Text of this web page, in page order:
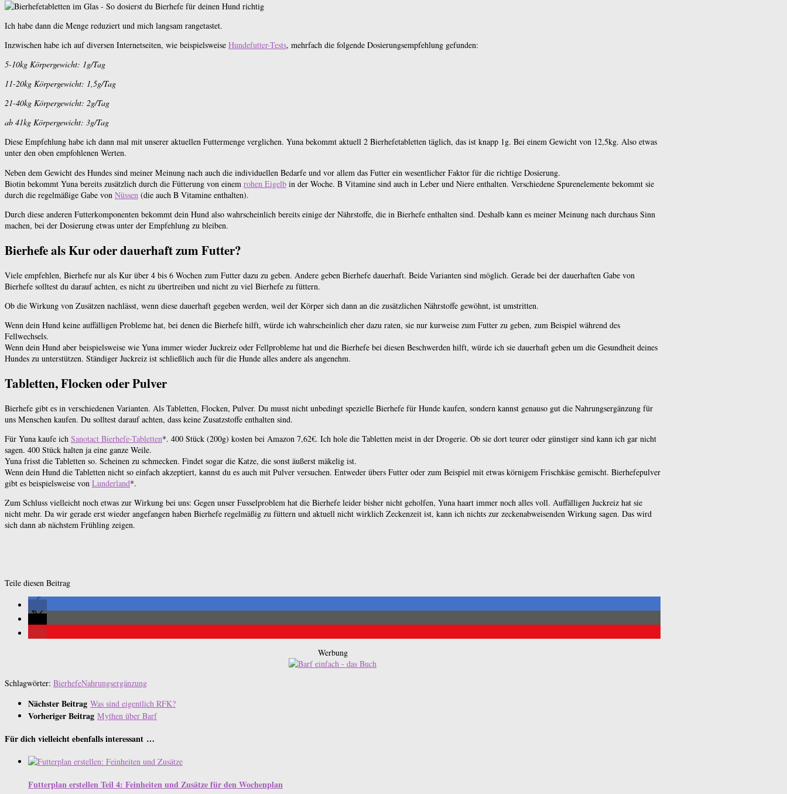
Ich habe dann die Menge reduziert und mich langsam rangetastet.
Inzwischen habe ich auf diversen Internetseiten, wie beispielsweise Hundefutter-Tests, mehrfach die folgende Dosierungsempfehlung gefunden:
5-10kg Körpergewicht: 1g/Tag
11-20kg Körpergewicht: 1,5g/Tag
21-40kg Körpergewicht: 2g/Tag
ab 41kg Körpergewicht: 3g/Tag
Diese Empfehlung habe ich dann mal mit unserer aktuellen Futtermenge verglichen. Yuna bekommt aktuell 2 Bierhefetabletten täglich, das ist knapp 1g. Bei einem Gewicht von 12,5kg. Also etwas
unter den oben empfohlenen Werten.
Neben dem Gewicht des Hundes sind meiner Meinung nach auch die individuellen Bedarfe und vor allem das Futter ein wesentlicher Faktor für die richtige Dosierung.
Biotin bekommt Yuna bereits zusätzlich durch die Fütterung von einem rohen Eigelb in der Woche. B Vitamine sind auch in Leber und Niere enthalten. Verschiedene Spurenelemente bekommt sie
durch die regelmäßige Gabe von Nüssen (die auch B Vitamine enthalten).
Durch diese anderen Futterkomponenten bekommt dein Hund also wahrscheinlich bereits einige der Nährstoffe, die in Bierhefe enthalten sind. Deshalb kann es meiner Meinung nach durchaus Sinn
machen, bei der Dosierung etwas unter der Empfehlung zu bleiben.
Bierhefe als Kur oder dauerhaft zum Futter?
Viele empfehlen, Bierhefe nur als Kur über 4 bis 6 Wochen zum Futter dazu zu geben. Andere geben Bierhefe dauerhaft. Beide Varianten sind möglich. Gerade bei der dauerhaften Gabe von
Bierhefe solltest du darauf achten, es nicht zu übertreiben und nicht zu viel Bierhefe zu füttern.
Ob die Wirkung von Zusätzen nachlässt, wenn diese dauerhaft gegeben werden, weil der Körper sich dann an die zusätzlichen Nährstoffe gewöhnt, ist umstritten.
Wenn dein Hund keine auffälligen Probleme hat, bei denen die Bierhefe hilft, würde ich wahrscheinlich eher dazu raten, sie nur kurweise zum Futter zu geben, zum Beispiel während des
Fellwechsels.
Wenn dein Hund aber beispielsweise wie Yuna immer wieder Juckreiz oder Fellprobleme hat und die Bierhefe bei diesen Beschwerden hilft, würde ich sie dauerhaft geben um die Gesundheit deines
Hundes zu unterstützen. Ständiger Juckreiz ist schließlich auch für die Hunde alles andere als angenehm.
Tabletten, Flocken oder Pulver
Bierhefe gibt es in verschiedenen Varianten. Als Tabletten, Flocken, Pulver. Du musst nicht unbedingt spezielle Bierhefe für Hunde kaufen, sondern kannst genauso gut die Nahrungsergänzung für
uns Menschen kaufen. Du solltest darauf achten, dass keine Zusatzstoffe enthalten sind.
Für Yuna kaufe ich Sanotact Bierhefe-Tabletten*. 400 Stück (200g) kosten bei Amazon 7,62€. Ich hole die Tabletten meist in der Drogerie. Ob sie dort teurer oder günstiger sind kann ich gar nicht
sagen. 400 Stück halten ja eine ganze Weile.
Yuna frisst die Tabletten so. Scheinen zu schmecken. Findet sogar die Katze, die sonst äußerst mäkelig ist.
Wenn dein Hund die Tabletten nicht so einfach akzeptiert, kannst du es auch mit Pulver versuchen. Entweder übers Futter oder zum Beispiel mit etwas körnigem Frischkäse gemischt. Bierhefepulver
gibt es beispielsweise von Lunderland*.
Zum Schluss vielleicht noch etwas zur Wirkung bei uns: Gegen unser Fusselproblem hat die Bierhefe leider bisher nicht geholfen, Yuna haart immer noch alles voll. Auffälligen Juckreiz hat sie
nicht mehr. Da wir gerade erst wieder angefangen haben Bierhefe regelmäßig zu füttern und aktuell nicht wirklich Zeckenzeit ist, kann ich nichts zur zeckenabweisenden Wirkung sagen. Das wird
sich dann ab nächstem Frühling zeigen.
Teile diesen Beitrag
Werbung
Schlagwörter: BierhefeNahrungsergänzung
Nächster Beitrag Was sind eigentlich RFK?
Vorheriger Beitrag Mythen über Barf
Für dich vielleicht ebenfalls interessant …
Futterplan erstellen Teil 4: Feinheiten und Zusätze für den Wochenplan